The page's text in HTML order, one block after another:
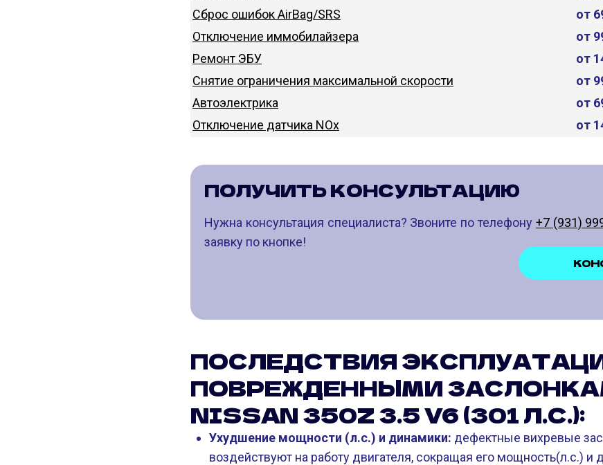
Сброс ошибок AirBag/SRS
от
Отключение иммобилайзера
от
Ремонт ЭБУ
от
Снятие ограничения максимальной скорости
от
Автоэлектрика
от
Отключение датчика NOx
от
ПОЛУЧИТЬ КОНСУЛЬТАЦИЮ
Нужна консультация специалиста? Звоните по телефону +7 (931)
заявку по кнопке!
ПОСЛЕДСТВИЯ
ПОВРЕЖДЕННЫМИ
NISSAN 350Z 3.5 V6 (301 Л.С.):
Ухудшение мощности (л.с.) и динамики: дефектные вихревые
воздействуют на работу двигателя, сокращая его мощность(л.с.) и